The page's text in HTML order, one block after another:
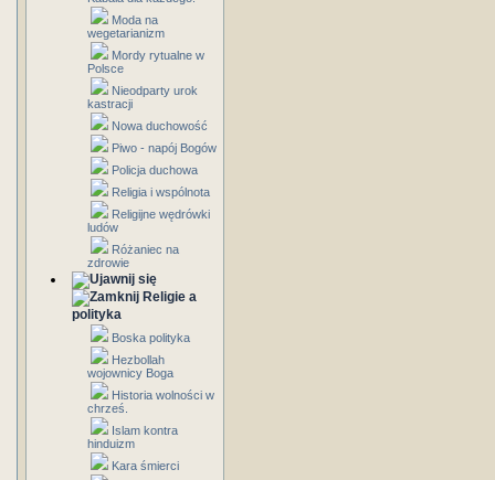
Moda na
wegetarianizm
Mordy rytualne w
Polsce
Nieodparty urok
kastracji
Nowa duchowość
Piwo - napój Bogów
Policja duchowa
Religia i wspólnota
Religijne wędrówki
ludów
Różaniec na
zdrowie
Religie a
polityka
Boska polityka
Hezbollah
wojownicy Boga
Historia wolności w
chrześ.
Islam kontra
hinduizm
Kara śmierci